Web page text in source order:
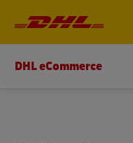
DHL eCommerce